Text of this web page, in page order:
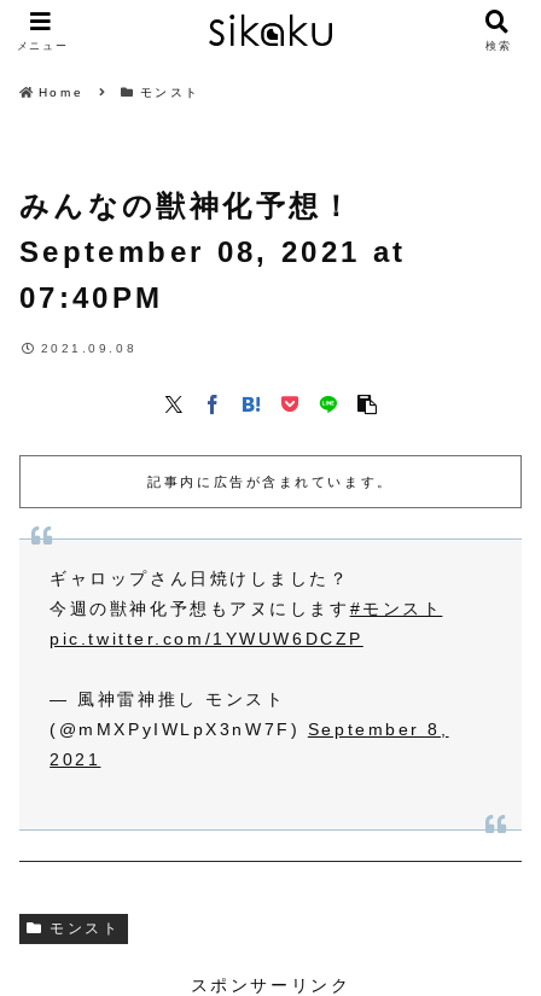
Home モンスト
みんなの獣神化予想！
September 08, 2021 at
07:40PM
2021.09.08
記事内に広告が含まれています。
ギャロップさん日焼けしました？
今週の獣神化予想もアヌにします #モンスト
pic.twitter.com/1YWUW6DCZP
— 風神雷神推し モンスト
(@mMXPyIWLpX3nW7F) September 8,
2021
モンスト
スポンサーリンク
メニュー 検索